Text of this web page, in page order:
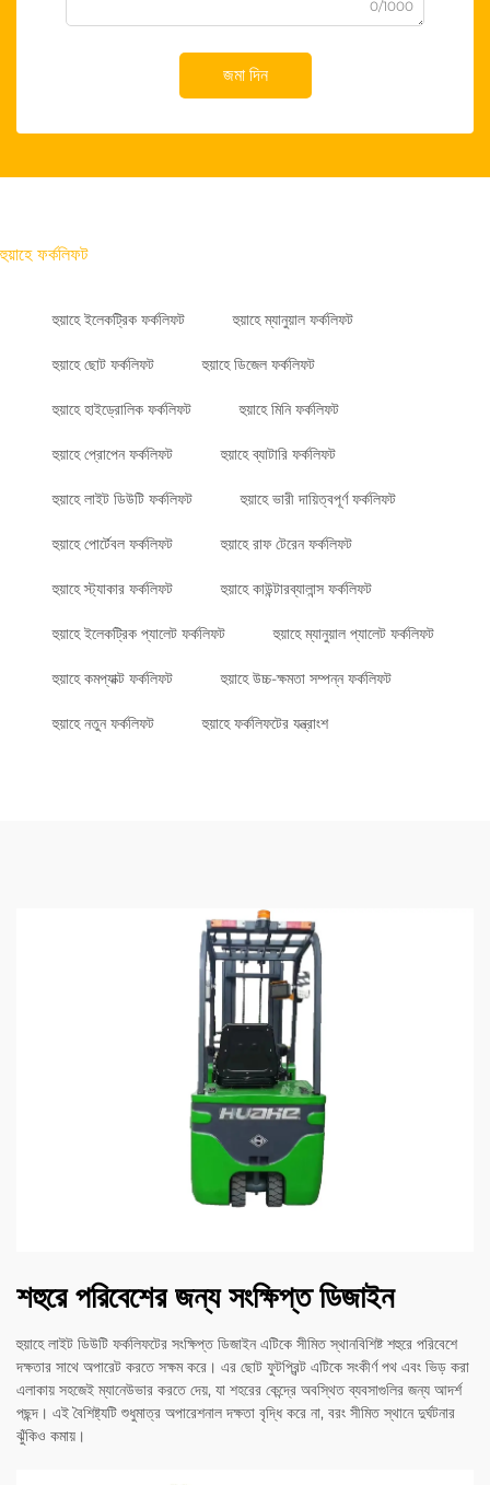
0/1000
জমা দিন
হুয়াহে ফর্কলিফট
হুয়াহে ইলেকট্রিক ফর্কলিফট হুয়াহে ম্যানুয়াল ফর্কলিফট
হুয়াহে ছোট ফর্কলিফট হুয়াহে ডিজেল ফর্কলিফট
হুয়াহে হাইড্রোলিক ফর্কলিফট হুয়াহে মিনি ফর্কলিফট
হুয়াহে প্রোপেন ফর্কলিফট হুয়াহে ব্যাটারি ফর্কলিফট
হুয়াহে লাইট ডিউটি ফর্কলিফট হুয়াহে ভারী দায়িত্বপূর্ণ ফর্কলিফট
হুয়াহে পোর্টেবল ফর্কলিফট হুয়াহে রাফ টেরেন ফর্কলিফট
হুয়াহে স্ট্যাকার ফর্কলিফট হুয়াহে কাউন্টারব্যালান্স ফর্কলিফট
হুয়াহে ইলেকট্রিক প্যালেট ফর্কলিফট হুয়াহে ম্যানুয়াল প্যালেট ফর্কলিফট
হুয়াহে কমপ্যাক্ট ফর্কলিফট হুয়াহে উচ্চ-ক্ষমতা সম্পন্ন ফর্কলিফট
হুয়াহে নতুন ফর্কলিফট হুয়াহে ফর্কলিফটের যন্ত্রাংশ
শহুরে পরিবেশের জন্য সংক্ষিপ্ত ডিজাইন
হুয়াহে লাইট ডিউটি ফর্কলিফটের সংক্ষিপ্ত ডিজাইন এটিকে সীমিত স্থানবিশিষ্ট শহুরে পরিবেশে
দক্ষতার সাথে অপারেট করতে সক্ষম করে। এর ছোট ফুটপ্রিন্ট এটিকে সংকীর্ণ পথ এবং ভিড় করা
এলাকায় সহজেই ম্যানেউভার করতে দেয়, যা শহরের কেন্দ্রে অবস্থিত ব্যবসাগুলির জন্য আদর্শ
পছন্দ। এই বৈশিষ্ট্যটি শুধুমাত্র অপারেশনাল দক্ষতা বৃদ্ধি করে না, বরং সীমিত স্থানে দুর্ঘটনার
ঝুঁকিও কমায়।